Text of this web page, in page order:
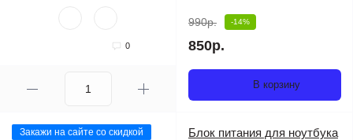
0
990р. -14%
850р.
В корзину
Закажи на сайте со скидкой
Блок питания для ноутбука